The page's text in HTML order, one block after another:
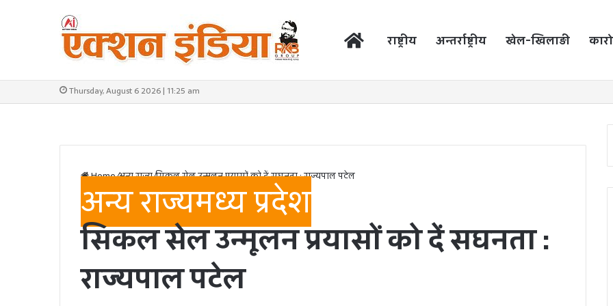
राष्ट्रीय अन्तर्राष्ट्रीय खेल-खिलाड़ी
Thursday, August 6 2026 | 11:25 am
Home/अन्य राज्य/सिकल सेल उन्मूलन प्रयासों को दें सघनता : राज्यपाल पटेल
अन्य राज्यमध्य प्रदेश
सिकल सेल उन्मूलन प्रयासों को दें सघनता :
राज्यपाल पटेल